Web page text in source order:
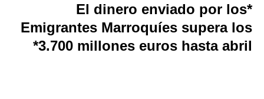
*El dinero enviado por los
Emigrantes Marroquíes supera los
3.700 millones euros hasta abril*